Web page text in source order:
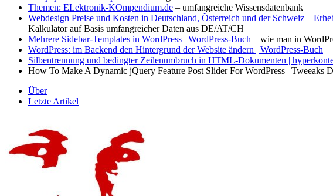
Themen: ELektronik-KOmpendium.de – umfangreiche Wissensdatenbank
Webdesign Preise und Kosten in Deutschland, Österreich und der Schweiz –
Kalkulator auf Basis umfangreicher Daten aus DE/AT/CH
Mehrere Sidebar-Templates in WordPress | WordPress-Buch – wie man in
WordPress: im Backend den Hintergrund der Website ändern | WordPress-Buch
Silbentrennung und bedingter Zeilenumbruch in HTML-Dokumenten |
How To Make A Dynamic jQuery Feature Post Slider For WordPress | Tweeaks
Über
Letzte Artikel